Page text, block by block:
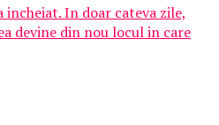
In doar cateva zile,
devine din nou locul in care